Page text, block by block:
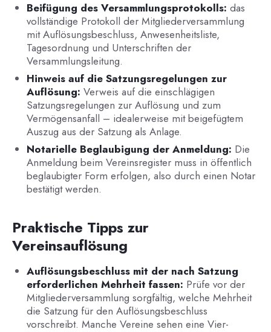
Beifügung des Versammlungsprotokolls: das
vollständige Protokoll der Mitgliederversammlung
mit Auflösungsbeschluss, Anwesenheitsliste,
Tagesordnung und Unterschriften der
Versammlungsleitung.
Hinweis auf die Satzungsregelungen zur
Auflösung: Verweis auf die einschlägigen
Satzungsregelungen zur Auflösung und zum
Vermögensanfall – idealerweise mit beigefügtem
Auszug aus der Satzung als Anlage.
Notarielle Beglaubigung der Anmeldung: Die
Anmeldung beim Vereinsregister muss in öffentlich
beglaubigter Form erfolgen, also durch einen Notar
bestätigt werden.
Praktische Tipps zur
Vereinsauflösung
Auflösungsbeschluss mit der nach Satzung
erforderlichen Mehrheit fassen: Prüfe vor der
Mitgliederversammlung sorgfältig, welche Mehrheit
die Satzung für den Auflösungsbeschluss
vorschreibt. Manche Vereine sehen eine Vier-